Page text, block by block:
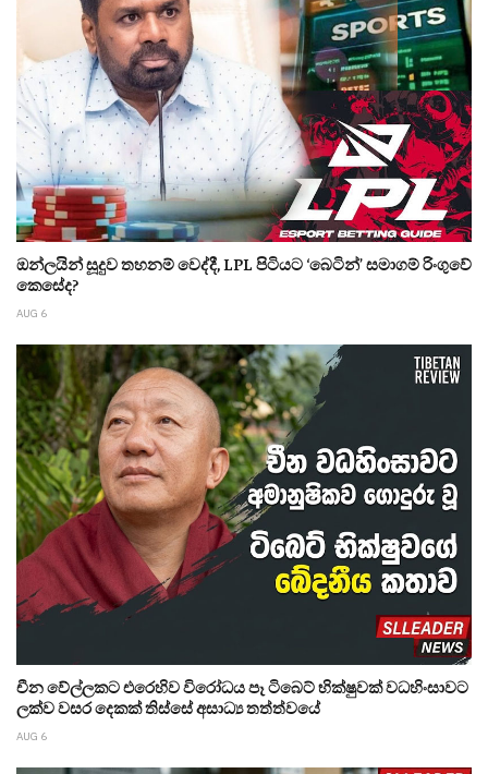
ඔන්ලයින් සූදුව තහනම් වෙද්දී, LPL පිටියට ‘බෙටින්’ සමාගම් රිංගුවේ
කෙසේද?
AUG 6
චීන වේල්ලකට එරෙහිව විරෝධය පෑ ටිබෙට් භික්ෂුවක් වධහිංසාවට
ලක්ව වසර දෙකක් තිස්සේ අසාධ්‍ය තත්ත්වයේ
AUG 6